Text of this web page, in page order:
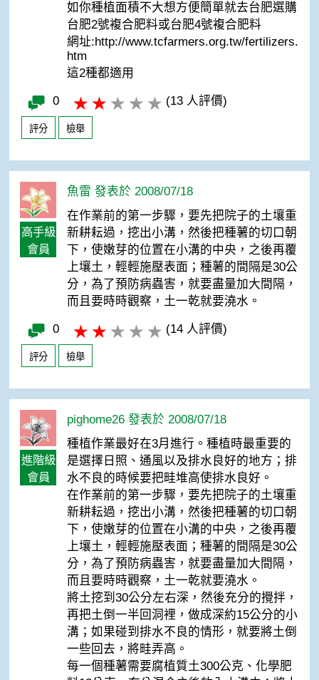
如你種植面積不大想方便簡單就去台肥選購
台肥2號複合肥料或台肥4號複合肥料
網址:http://www.tcfarmers.org.tw/fertilizers.
htm
這2種都適用
0 (13 人評價)
評分 檢舉
高手級
會員
魚雷 發表於 2008/07/18
在作業前的第一步驟，要先把院子的土壤重
新耕耘過，挖出小溝，然後把種薯的切口朝
下，使嫩芽的位置在小溝的中央，之後再覆
上壤土，輕輕施壓表面；種薯的間隔是30公
分，為了預防病蟲害，就要盡量加大間隔，
而且要時時觀察，土一乾就要澆水。
0 (14 人評價)
評分 檢舉
進階級
會員
pighome26 發表於 2008/07/18
種植作業最好在3月進行。種植時最重要的
是選擇日照、通風以及排水良好的地方；排
水不良的時候要把畦堆高使排水良好。
在作業前的第一步驟，要先把院子的土壤重
新耕耘過，挖出小溝，然後把種薯的切口朝
下，使嫩芽的位置在小溝的中央，之後再覆
上壤土，輕輕施壓表面；種薯的間隔是30公
分，為了預防病蟲害，就要盡量加大間隔，
而且要時時觀察，土一乾就要澆水。
將土挖到30公分左右深，然後充分的攪拌，
再把土倒一半回洞裡，做成深約15公分的小
溝；如果碰到排水不良的情形，就要將土倒
一些回去，將畦弄高。
每一個種薯需要腐植質土300公克、化學肥